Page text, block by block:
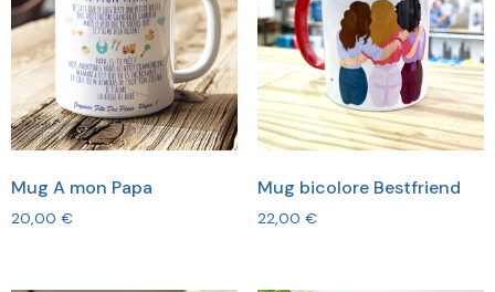
Mug A mon Papa
20,00 €
Mug bicolore Bestfriend
22,00 €